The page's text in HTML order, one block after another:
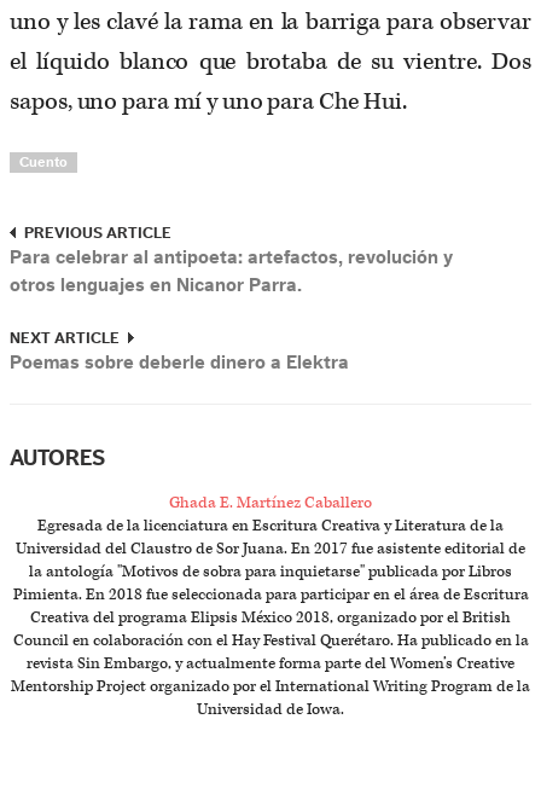
uno y les clavé la rama en la barriga para observar
el líquido blanco que brotaba de su vientre. Dos
sapos, uno para mí y uno para Che Hui.
Cuento
PREVIOUS ARTICLE
Para celebrar al antipoeta: artefactos, revolución y
otros lenguajes en Nicanor Parra.
NEXT ARTICLE
Poemas sobre deberle dinero a Elektra
AUTORES
Ghada E. Martínez Caballero
Egresada de la licenciatura en Escritura Creativa y Literatura de la
Universidad del Claustro de Sor Juana. En 2017 fue asistente editorial de
la antología "Motivos de sobra para inquietarse" publicada por Libros
Pimienta. En 2018 fue seleccionada para participar en el área de Escritura
Creativa del programa Elipsis México 2018, organizado por el British
Council en colaboración con el Hay Festival Querétaro. Ha publicado en la
revista Sin Embargo, y actualmente forma parte del Women’s Creative
Mentorship Project organizado por el International Writing Program de la
Universidad de Iowa.